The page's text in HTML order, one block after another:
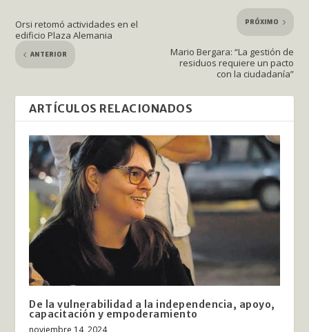
Orsi retomó actividades en el
edificio Plaza Alemania
ANTERIOR
PRÓXIMO
Mario Bergara: “La gestión de
residuos requiere un pacto
con la ciudadanía”
ARTÍCULOS RELACIONADOS
De la vulnerabilidad a la independencia, apoyo,
capacitación y empoderamiento
noviembre 14, 2024